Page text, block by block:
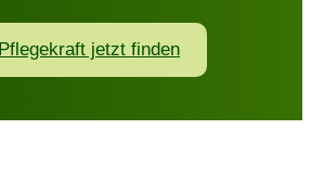
Pflegekraft jetzt finden